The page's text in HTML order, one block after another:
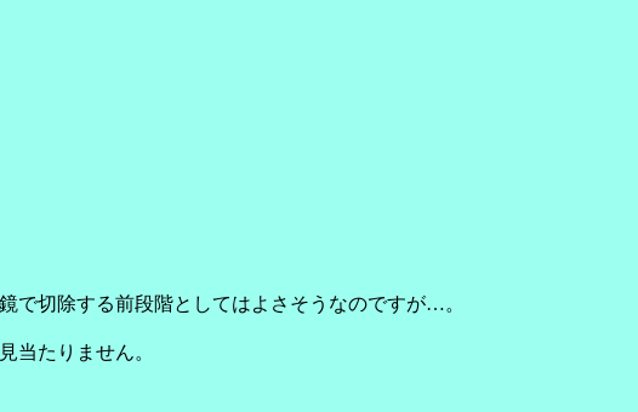
で切除する前段階としてはよさそうなのですが…。
当たりません。